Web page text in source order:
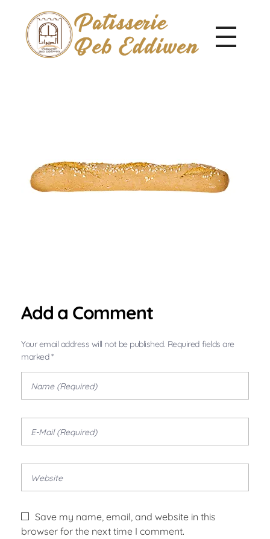
Add a Comment
Your email address will not be published. Required fields are
marked *
Save my name, email, and website in this
browser for the next time I comment.